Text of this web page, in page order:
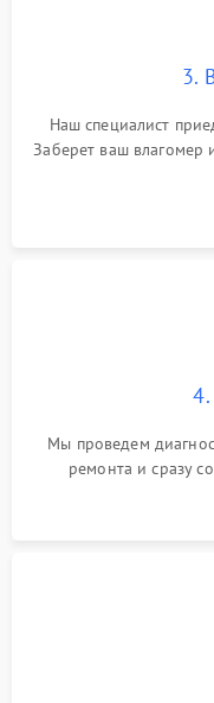
3.
Наш специалист
Заберет ваш влагомер
Мы проведем
ремонта и сразу